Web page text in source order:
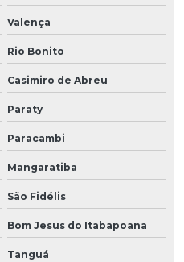
Valença
Rio Bonito
Casimiro de Abreu
Paraty
Paracambi
Mangaratiba
São Fidélis
Bom Jesus do Itabapoana
Tanguá